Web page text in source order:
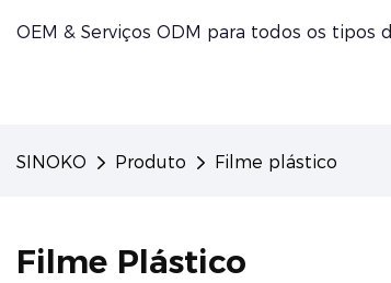
OEM & Serviços ODM para todos os tipos
SINOKO Produto Filme plástico
Filme Plástico